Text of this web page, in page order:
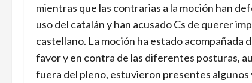
mientras que las contrarias a la moción han
uso del catalán y han acusado Cs de querer
castellano. La moción ha estado acompañada
favor y en contra de las diferentes posturas,
fuera del pleno, estuvieron presentes